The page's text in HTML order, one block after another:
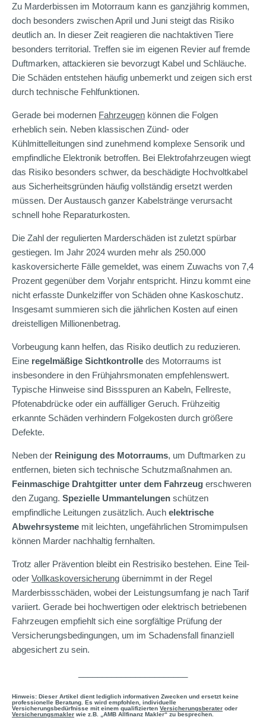
Zu Marderbissen im Motorraum kann es ganzjährig kommen,
doch besonders zwischen April und Juni steigt das Risiko
deutlich an. In dieser Zeit reagieren die nachtaktiven Tiere
besonders territorial. Treffen sie im eigenen Revier auf fremde
Duftmarken, attackieren sie bevorzugt Kabel und Schläuche.
Die Schäden entstehen häufig unbemerkt und zeigen sich erst
durch technische Fehlfunktionen.
Gerade bei modernen Fahrzeugen können die Folgen
erheblich sein. Neben klassischen Zünd- oder
Kühlmittelleitungen sind zunehmend komplexe Sensorik und
empfindliche Elektronik betroffen. Bei Elektrofahrzeugen wiegt
das Risiko besonders schwer, da beschädigte Hochvoltkabel
aus Sicherheitsgründen häufig vollständig ersetzt werden
müssen. Der Austausch ganzer Kabelstränge verursacht
schnell hohe Reparaturkosten.
Die Zahl der regulierten Marderschäden ist zuletzt spürbar
gestiegen. Im Jahr 2024 wurden mehr als 250.000
kaskoversicherte Fälle gemeldet, was einem Zuwachs von 7,4
Prozent gegenüber dem Vorjahr entspricht. Hinzu kommt eine
nicht erfasste Dunkelziffer von Schäden ohne Kaskoschutz.
Insgesamt summieren sich die jährlichen Kosten auf einen
dreistelligen Millionenbetrag.
Vorbeugung kann helfen, das Risiko deutlich zu reduzieren.
Eine regelmäßige Sichtkontrolle des Motorraums ist
insbesondere in den Frühjahrsmonaten empfehlenswert.
Typische Hinweise sind Bissspuren an Kabeln, Fellreste,
Pfotenabdrücke oder ein auffälliger Geruch. Frühzeitig
erkannte Schäden verhindern Folgekosten durch größere
Defekte.
Neben der Reinigung des Motorraums, um Duftmarken zu
entfernen, bieten sich technische Schutzmaßnahmen an.
Feinmaschige Drahtgitter unter dem Fahrzeug erschweren
den Zugang. Spezielle Ummantelungen schützen
empfindliche Leitungen zusätzlich. Auch elektrische
Abwehrsysteme mit leichten, ungefährlichen Stromimpulsen
können Marder nachhaltig fernhalten.
Trotz aller Prävention bleibt ein Restrisiko bestehen. Eine Teil-
oder Vollkaskoversicherung übernimmt in der Regel
Marderbissschäden, wobei der Leistungsumfang je nach Tarif
variiert. Gerade bei hochwertigen oder elektrisch betriebenen
Fahrzeugen empfiehlt sich eine sorgfältige Prüfung der
Versicherungsbedingungen, um im Schadensfall finanziell
abgesichert zu sein.
Hinweis: Dieser Artikel dient lediglich informativen Zwecken und ersetzt keine
professionelle Beratung. Es wird empfohlen, individuelle
Versicherungsbedürfnisse mit einem qualifizierten Versicherungsberater oder
Versicherungsmakler wie z.B. „AMB Allfinanz Makler“ zu besprechen.